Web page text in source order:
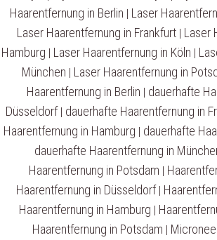
Haarentfernung in Berlin | Laser
Laser Haarentfernung in Frankfurt| Laser
Hamburg | Laser Haarentfernung in Köln |
München | Laser Haarentfernung in
Haarentfernung in Berlin | dauerhafte
Düsseldorf| dauerhafte Haarentfernung in
Haarentfernung in Hamburg | dauerhafte
dauerhafte Haarentfernung in
Haarentfernung in Potsdam |
Haarentfernung in Düsseldorf|
Haarentfernung in Hamburg |
Haarentfernung in Potsdam |